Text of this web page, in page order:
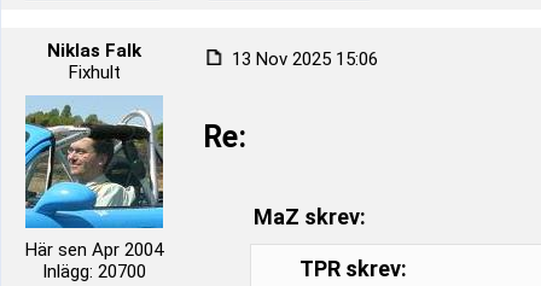
Niklas Falk
Fixhult
Här sen Apr 2004
Inlägg: 20700
13 Nov 2025 15:06
Re:
MaZ skrev:
TPR skrev: